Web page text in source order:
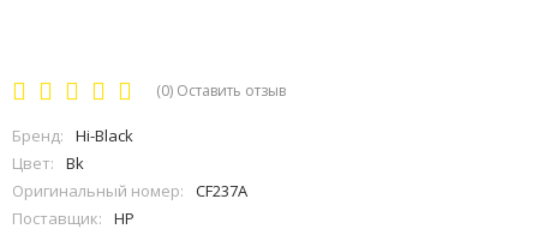
(0) Оставить отзыв
Бренд:
Hi-Black
Цвет:
Bk
Оригинальный номер:
CF237A
Поставщик:
HP